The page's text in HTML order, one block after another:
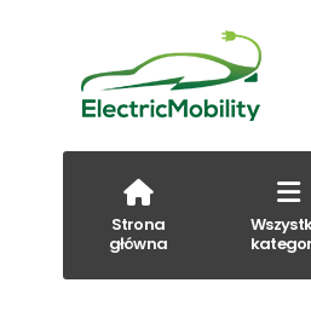
Strona
główna